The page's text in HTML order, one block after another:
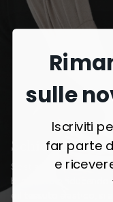
Schienale
Sostiene la schiena
bilanciato e riducendo
e il tessuto elastico, si
sulle
Iscriviti
far parte
e